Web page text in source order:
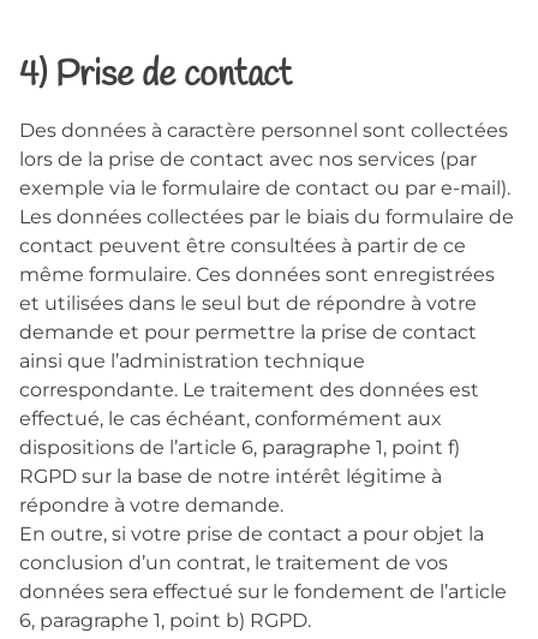
4) Prise de contact
Des données à caractère personnel sont collectées
lors de la prise de contact avec nos services (par
exemple via le formulaire de contact ou par e-mail).
Les données collectées par le biais du formulaire de
contact peuvent être consultées à partir de ce
même formulaire. Ces données sont enregistrées
et utilisées dans le seul but de répondre à votre
demande et pour permettre la prise de contact
ainsi que l’administration technique
correspondante. Le traitement des données est
effectué, le cas échéant, conformément aux
dispositions de l’article 6, paragraphe 1, point f)
RGPD sur la base de notre intérêt légitime à
répondre à votre demande.
En outre, si votre prise de contact a pour objet la
conclusion d’un contrat, le traitement de vos
données sera effectué sur le fondement de l’article
6, paragraphe 1, point b) RGPD.